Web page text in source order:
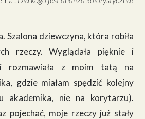
Szalona dziewczyna, która robiła
rzeczy. Wyglądała pięknie i
i rozmawiała z moim tatą na
gdzie miałam spędzić kolejny
akademika, nie na korytarzu).
pojechać, moje rzeczy już stały